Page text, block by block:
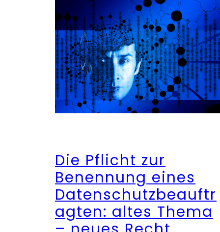
Die Pflicht zur
Benennung eines
Datenschutzbeauftr
agten: altes Thema